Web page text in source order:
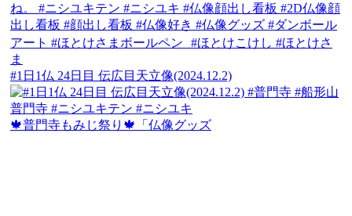
#1日1仏 24日目 伝広目天立像(2024.12.2)
🍁普門寺もみじ祭り🍁「仏像グッズ